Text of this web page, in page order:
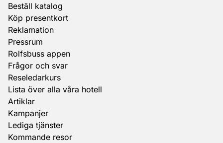
Beställ katalog
Köp presentkort
Reklamation
Pressrum
Rolfsbuss appen
Frågor och svar
Reseledarkurs
Lista över alla våra hotell
Artiklar
Kampanjer
Lediga tjänster
Kommande resor